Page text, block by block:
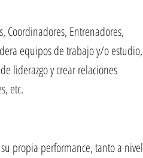
Coordinadores, Entrenadores,
equipos de trabajo y/o estudio,
liderazgo y crear relaciones
etc.
propia performance, tanto a nivel